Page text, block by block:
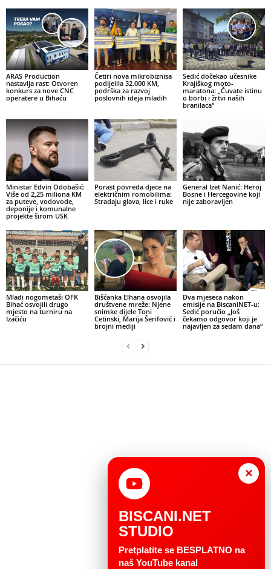
ARAS Production
nastavlja rast: Otvoren
konkurs za nove CNC
operatere u Bihaću
Četiri nova mikrobiznisa
podijelila 32.000 KM,
podrška za razvoj
poslovnih ideja mladih
Sedić dočekao učesnike
Krajiškog moto-
maratona: „Čuvate istinu
o borbi i žrtvi naših
branilaca“
Ministar Edvin Odobašić:
Više od 2,25 miliona KM
za puteve, vodovode,
deponije i komunalne
projekte širom USK
Porast povreda djece na
električnim romobilima:
Stradaju glava, lice i ruke
General Izet Nanić: Heroj
Bosne i Hercegovine koji
nije zaboravljen
Mladi nogometaši OFK
Bihać osvojili drugo
mjesto na turniru na
Izačiću
Bišćanka Elhana osvojila
društvene mreže: Njene
snimke dijele Toni
Cetinski, Marija Šerifović i
brojni mediji
Dva mjeseca nakon
emisije na BiscaniNET-u:
Sedić poručio „Još
čekamo odgovor koji je
najavljen za sedam dana“
×
BISCANI.NET
STUDIO
Pretplatite se BESPLATNO na
naš YouTube kanal